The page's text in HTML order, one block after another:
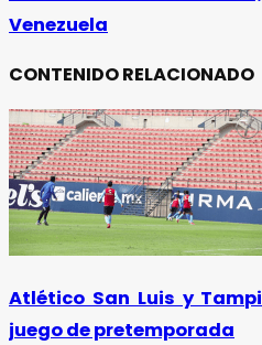
Venezuela
CONTENIDO RELACIONADO
Atlético San Luis y
juego de pretemporada